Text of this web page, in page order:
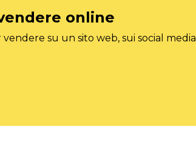
online
su un sito web, sui social media